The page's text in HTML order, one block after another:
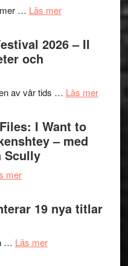
… Läs merom
Håkan
Hellström
Folkets
–
en
2026 – II
och
av vår tids … Läs merom
I Want to
– med
Scully
merom
trailern
för
X-
19 nya titlar
… Läs merom